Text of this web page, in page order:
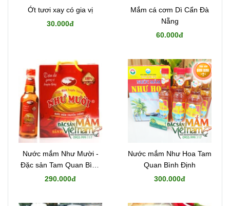
Ớt tươi xay có gia vị
30.000đ
Mắm cá cơm Dì Cẩn Đà
Nẵng
60.000đ
Nước mắm Như Mười -
Đặc sản Tam Quan Bình
Định
290.000đ
Nước mắm Như Hoa Tam
Quan Bình Định
300.000đ